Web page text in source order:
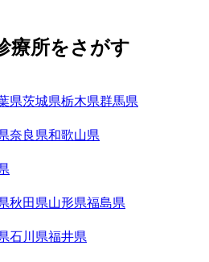
療所をさがす
県茨城県栃木県群馬県
奈良県和歌山県
秋田県山形県福島県
石川県福井県